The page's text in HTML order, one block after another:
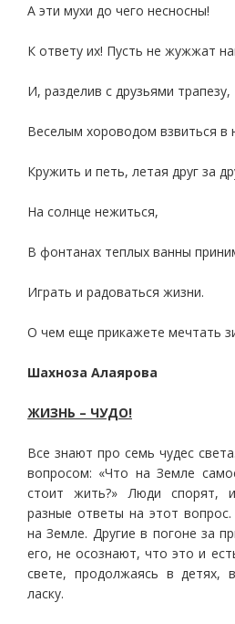
А эти мухи до чего несносны!
К ответу их! Пусть не жужжат
И, разделив с друзьями трапезу,
Веселым хороводом взвиться в
Кружить и петь, летая друг за
На солнце нежиться,
В фонтанах теплых ванны
Играть и радоваться жизни.
О чем еще прикажете мечтать
Шахноза Алаярова
ЖИЗНЬ – ЧУДО!
Все знают про семь чудес
вопросом: «Что на Земле
стоит жить?» Люди спорят,
разные ответы на этот
на Земле. Другие в погоне за
его, не осознают, что это и
свете, продолжаясь в детях,
ласку.